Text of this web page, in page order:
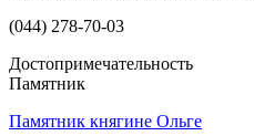
(044) 278-70-03
Достопримечательность
Памятник
Памятник княгине Ольге